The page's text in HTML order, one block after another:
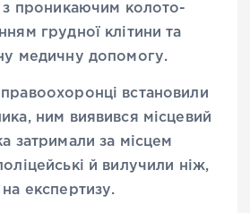
з проникаючим колото-
грудної клітини та
медичну допомогу.
встановили
ним виявився місцевий
затримали за місцем
й вилучили ніж,
експертизу.